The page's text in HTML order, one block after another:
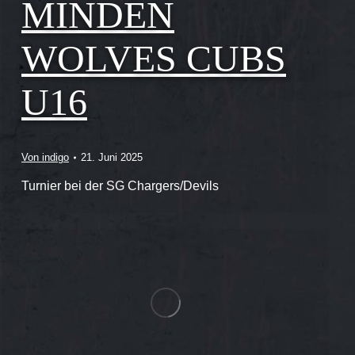
MINDEN
WOLVES CUBS
U16
Von indigo 21. Juni 2025
Turnier bei der SG Chargers/Devils